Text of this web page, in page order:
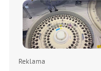
Reklama